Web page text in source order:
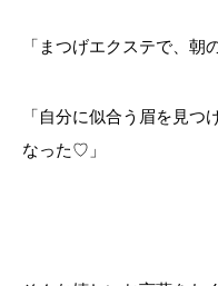
「まつげエクステで、朝
「自分に似合う眉を見つ
なった♡」